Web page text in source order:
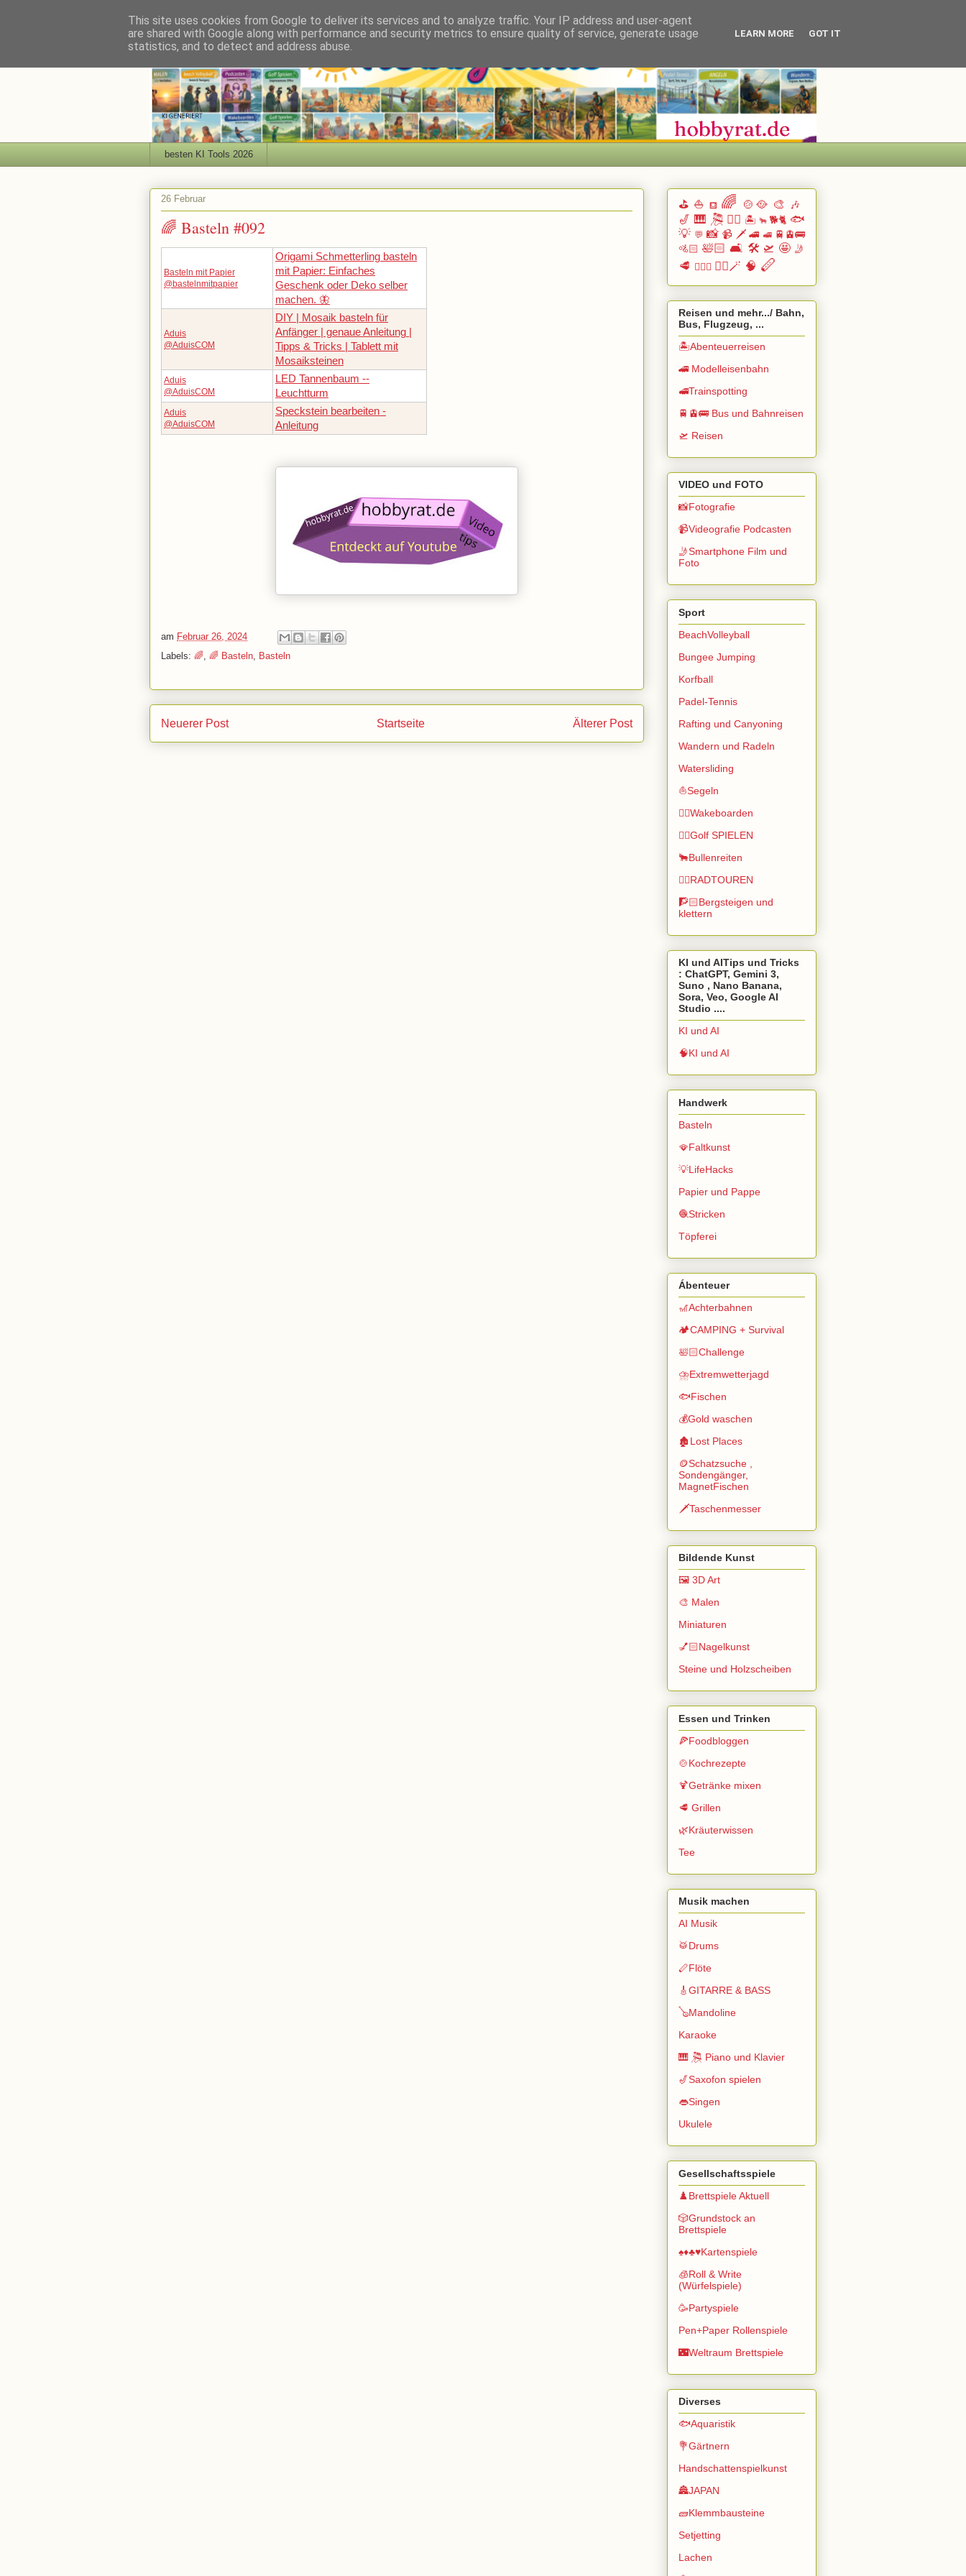
besten KI Tools 2026
26 Februar
🌈 Basteln #092
Basteln mit Papier
@bastelnmitpapier
Origami Schmetterling basteln
mit Papier: Einfaches
Geschenk oder Deko selber
machen. 🦋
Aduis
@AduisCOM
DIY | Mosaik basteln für
Anfänger | genaue Anleitung |
Tipps & Tricks | Tablett mit
Mosaiksteinen
Aduis
@AduisCOM
LED Tannenbaum --
Leuchtturm
Aduis
@AduisCOM
Speckstein bearbeiten -
Anleitung
am Februar 26, 2024
Labels: 🌈 🌈 Basteln Basteln
Neuerer Post Älterer Post
Startseite
⛳ ⛵ ⛾ 🌈 🍲🥘 🎨 🎶
🎷 🎹 🎘 🏄🏽 🏝️ 🐂 🐕🐈 🐟
💡 💬 📸 📹 🗡️ 🚄 🚅 🚆🚊🚌
🚵🏻 🛀🏻 🛋️ 🛠️ 🛫 🤩 🤳
🥩 🧗🏻‍♀️ 🧙‍♂️🪄 🧠 🪈
Reisen und mehr.../ Bahn,
Bus, Flugzeug, ...
🏝️Abenteuerreisen
🚄 Modelleisenbahn
🚅Trainspotting
🚆🚊🚌 Bus und Bahnreisen
🛫 Reisen
VIDEO und FOTO
📸Fotografie
📹Videografie Podcasten
🤳Smartphone Film und
Foto
Sport
BeachVolleyball
Bungee Jumping
Korfball
Padel-Tennis
Rafting und Canyoning
Wandern und Radeln
Watersliding
⛵Segeln
🏄🏽Wakeboarden
🏌️‍♂️Golf SPIELEN
🐂Bullenreiten
🚴‍♂️RADTOUREN
🧗🏻Bergsteigen und
klettern
KI und AITips und Tricks
: ChatGPT, Gemini 3,
Suno , Nano Banana,
Sora, Veo, Google AI
Studio ....
KI und AI
🧠KI und AI
Handwerk
Basteln
🪭Faltkunst
💡LifeHacks
Papier und Pappe
🧶Stricken
Töpferei
Ábenteuer
🎢Achterbahnen
🏕️CAMPING + Survival
🛀🏻Challenge
⛈️Extremwetterjagd
🐟Fischen
💰Gold waschen
🏚️Lost Places
🪙Schatzsuche ,
Sondengänger,
MagnetFischen
🗡️Taschenmesser
Bildende Kunst
🖼️ 3D Art
🎨 Malen
Miniaturen
💅🏻Nagelkunst
Steine und Holzscheiben
Essen und Trinken
🍕Foodbloggen
🍲Kochrezepte
🍹Getränke mixen
🥩 Grillen
🌿Kräuterwissen
Tee
Musik machen
AI Musik
🥁Drums
🪈Flöte
🎸GITARRE & BASS
🪕Mandoline
Karaoke
🎹 🎘 Piano und Klavier
🎷Saxofon spielen
👄Singen
Ukulele
Gesellschaftsspiele
♟️Brettspiele Aktuell
🎲Grundstock an
Brettspiele
♠️♦️♣️♥️Kartenspiele
🧊Roll & Write
(Würfelspiele)
🥳Partyspiele
Pen+Paper Rollenspiele
🌃Weltraum Brettspiele
Diverses
🐟Aquaristik
💐Gärtnern
Handschattenspielkunst
🏯JAPAN
🧱Klemmbausteine
Setjetting
Lachen
This site uses cookies from Google to deliver its services and to analyze traffic. Your IP address and user-agent
are shared with Google along with performance and security metrics to ensure quality of service, generate usage
statistics, and to detect and address abuse.
LEARN MORE GOT IT